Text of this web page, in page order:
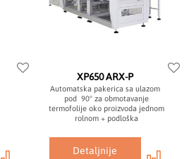
XP650 ARX-P
Automatska pakerica sa ulazom
pod 90° za obmotavanje
termofolije oko proizvoda jednom
rolnom + podloška
Detaljnije